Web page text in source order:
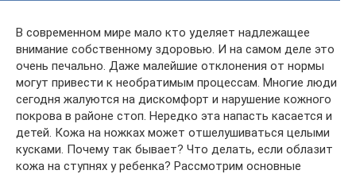
В современном мире мало кто уделяет надлежащее
внимание собственному здоровью. И на самом деле это
очень печально. Даже малейшие отклонения от нормы
могут привести к необратимым процессам. Многие люди
сегодня жалуются на дискомфорт и нарушение кожного
покрова в районе стоп. Нередко эта напасть касается и
детей. Кожа на ножках может отшелушиваться целыми
кусками. Почему так бывает? Что делать, если облазит
кожа на ступнях у ребенка? Рассмотрим основные